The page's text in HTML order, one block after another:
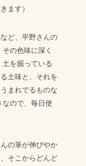
ます）
ど、平野さんの
その色味に深く
土を掘っている
土味と、それを
まれでるものな
なので、毎日使
の筆が伸びやか
そこからどんど